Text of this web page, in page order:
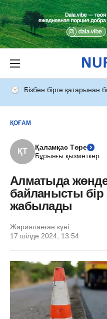
Бізбен бірге қатарынан
ҚОҒАМ
ҚТ
Қаламқас Төре
Бұрынғы қызметкер
Алматыда
байланысты бір
жабылады
Жарияланған күні:
17 шілде 2024, 13:54